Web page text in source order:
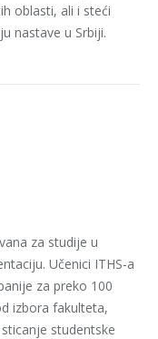
oblasti, ali i steći
nastave u Srbiji.
za studije u
Učenici ITHS-a
za preko 100
izbora fakulteta,
studentske